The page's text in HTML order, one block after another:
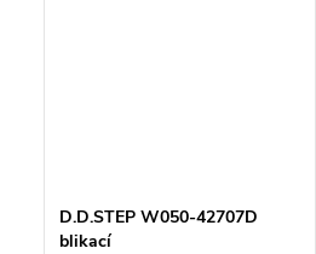
D.D.STEP W050-42707D
blikací